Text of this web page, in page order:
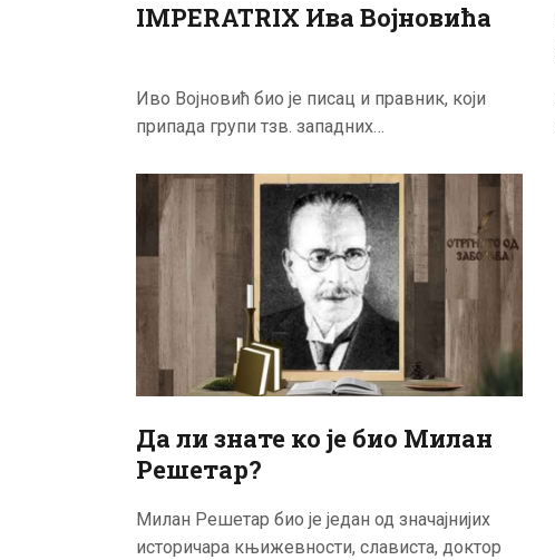
IMPERATRIX Ива Војновића
Иво Војновић био је писац и правник, који
припада групи тзв. западних…
Да ли знате ко је био Милан
Решетар?
Милан Решетар био је један од значајнијих
историчара књижевности, слависта, доктор